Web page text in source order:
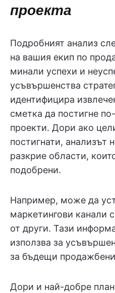
проекта
Подробният анализ
на вашия екип по
минали успехи и
усъвършенства
идентифицира
сметка да постигне
проекти. Дори ако
постигнати, анализът
разкрие области,
подобрени.
Например, може да
маркетингови канали
от други. Тази
използва за
за бъдещи
Дори и най-добре